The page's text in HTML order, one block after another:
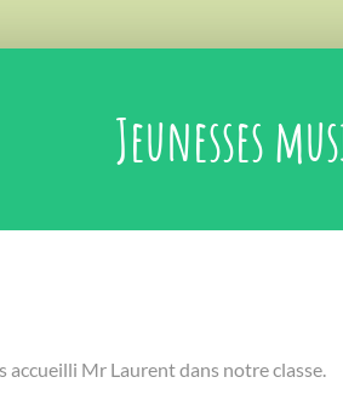
Jeunesses
accueilli Mr Laurent dans notre classe.